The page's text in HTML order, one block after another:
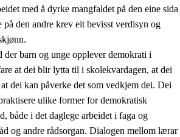
med å dyrke mangfaldet på den eine sida
på den andre krev eit bevisst verdisyn og
der barn og unge opplever demokrati i
at dei blir lytta til i skolekvardagen, at dei
dei kan påverke det som vedkjem dei. Dei
ulike former for demokratisk
både i det daglege arbeidet i faga og
og andre rådsorgan. Dialogen mellom lærar